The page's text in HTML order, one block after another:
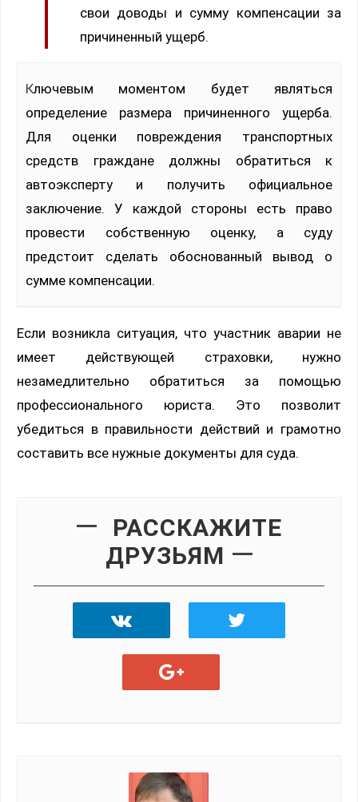
свои доводы и сумму компенсации за
причиненный ущерб.
Ключевым моментом будет являться
определение размера причиненного ущерба.
Для оценки повреждения транспортных
средств граждане должны обратиться к
автоэксперту и получить официальное
заключение. У каждой стороны есть право
провести собственную оценку, а суду
предстоит сделать обоснованный вывод о
сумме компенсации.
Если возникла ситуация, что участник аварии не
имеет действующей страховки, нужно
незамедлительно обратиться за помощью
профессионального юриста. Это позволит
убедиться в правильности действий и грамотно
составить все нужные документы для суда.
РАССКАЖИТЕ
ДРУЗЬЯМ